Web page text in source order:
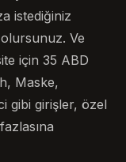
istediğiniz
Ve
için 35 ABD
Maske,
gibi girişler, özel